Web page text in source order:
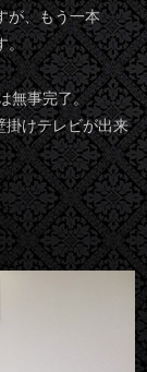
が、もう一本
。
無事完了。
掛けテレビが出来